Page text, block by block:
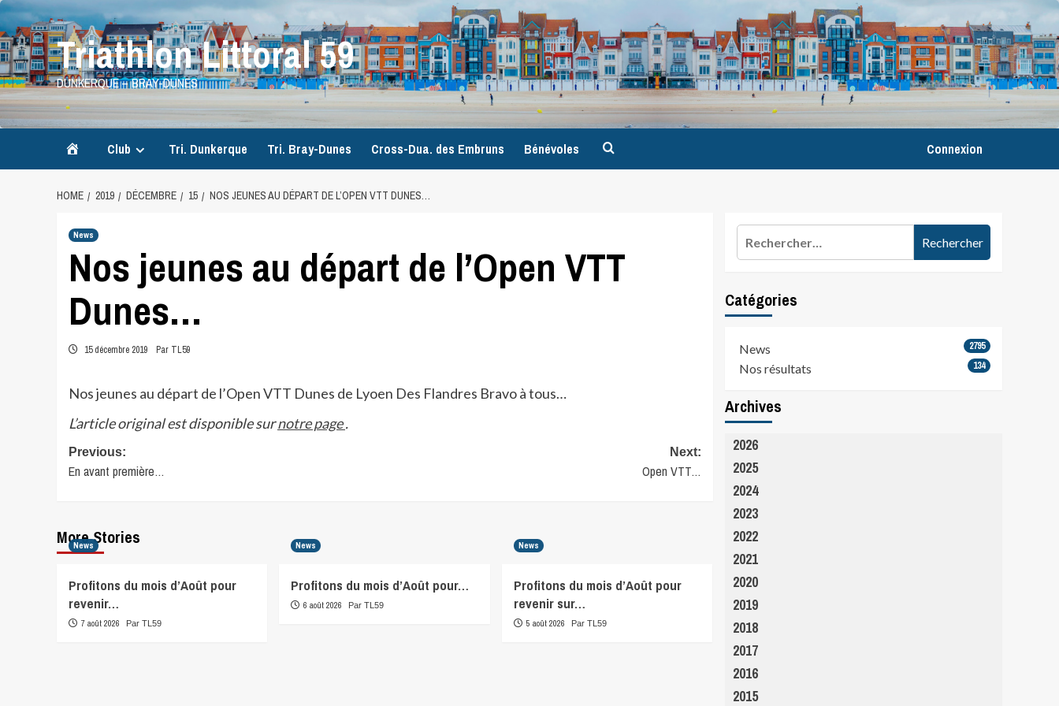
Skip
to
content
Triathlon Littoral 59
DUNKERQUE – BRAY-DUNES
Accueil
Club Tri. Dunkerque Tri. Bray-Dunes Cross-Dua. des Embruns Bénévoles Connexion
HOME 2019 DÉCEMBRE 15 NOS JEUNES AU DÉPART DE L’OPEN VTT DUNES…
News
Nos jeunes au départ de l’Open VTT
Dunes…
15 décembre 2019 Par TL59
Nos jeunes au départ de l’Open VTT Dunes de Lyoen Des Flandres Bravo à tous…
L’article original est disponible surnotre page.
Post
navigation
Previous:
En avant première…
Next:
Open VTT…
More Stories
News
Profitons du mois d’Août pour
revenir…
7 août 2026 Par TL59
News
Profitons du mois d’Août pour…
6 août 2026 Par TL59
News
Profitons du mois d’Août pour
revenir sur…
5 août 2026 Par TL59
Catégories
News 2795
Nos résultats 134
Archives
2026
2025
2024
2023
2022
2021
2020
2019
2018
2017
2016
2015